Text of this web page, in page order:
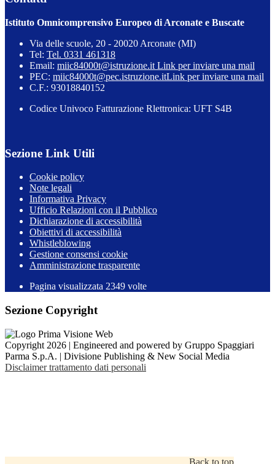
Istituto Omnicomprensivo Europeo di Arconate e Buscate
Via delle scuole, 20 - 20020 Arconate (MI)
Tel: Tel. 0331 461318
Email: miic84000t@istruzione.it Link per inviare una mail
PEC: miic84000t@pec.istruzione.itLink per inviare una mail
C.F.: 93018840152
Codice Univoco Fatturazione Rlettronica: UFT S4B
Sezione Link Utili
Cookie policy
Note legali
Informativa Privacy
Ufficio Relazioni con il Pubblico
Dichiarazione di accessibilità
Obiettivi di accessibilità
Whistleblowing
Gestione consensi cookie
Amministrazione trasparente
Pagina visualizzata 2349 volte
Sezione Copyright
Copyright 2026 | Engineered and powered by Gruppo Spaggiari
Parma S.p.A. | Divisione Publishing & New Social Media
Disclaimer trattamento dati personali
Back to top